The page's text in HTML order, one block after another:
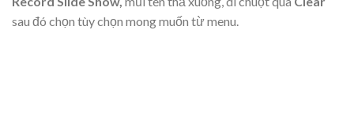
sau đó chọn tùy chọn mong muốn từ menu.